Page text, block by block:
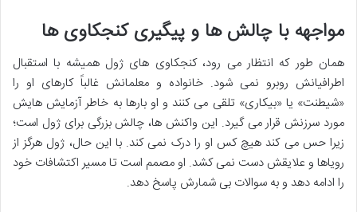
مواجهه با چالش ها و پیگیری کنجکاوی ها
همان طور که انتظار می رود، کنجکاوی های ژول همیشه با استقبال
اطرافیانش روبرو نمی شود. خانواده و معلمانش غالباً کارهای او را
«شیطنت» یا «بیکاری» تلقی می کنند و او بارها به خاطر آزمایش هایش
مورد سرزنش قرار می گیرد. این واکنش ها، چالش بزرگی برای ژول است؛
زیرا حس می کند هیچ کس او را درک نمی کند. با این حال، ژول هرگز از
رویاها و علایقش دست نمی کشد. او مصمم است تا مسیر اکتشافات خود
را ادامه دهد و به سوالات بی شمارش پاسخ دهد.